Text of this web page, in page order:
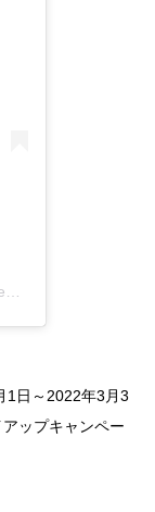
1日～2022年3月3
ップキャンペー